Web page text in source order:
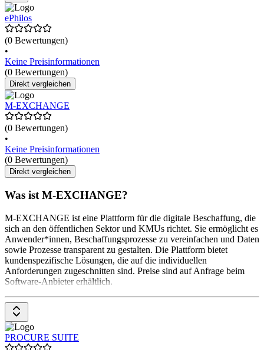
ePhilos
(0 Bewertungen)
•
Keine Preisinformationen
(0 Bewertungen)
Direkt vergleichen
M-EXCHANGE
(0 Bewertungen)
•
Keine Preisinformationen
(0 Bewertungen)
Direkt vergleichen
Was ist M-EXCHANGE?
M-EXCHANGE ist eine Plattform für die digitale Beschaffung, die
sich an den öffentlichen Sektor und KMUs richtet. Sie ermöglicht es
Anwender*innen, Beschaffungsprozesse zu vereinfachen und Daten
sowie Prozesse transparent zu gestalten. Die Plattform bietet
kundenspezifische Lösungen, die auf die individuellen
Anforderungen zugeschnitten sind. Preise sind auf Anfrage beim
Software-Anbieter erhältlich.
PROCURE SUITE